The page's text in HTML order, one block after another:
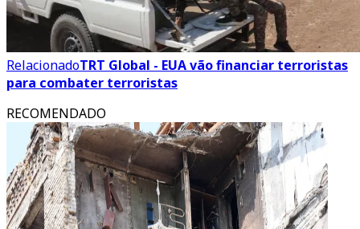
RelacionadoTRT Global - EUA vão financiar terroristas
para combater terroristas
RECOMENDADO